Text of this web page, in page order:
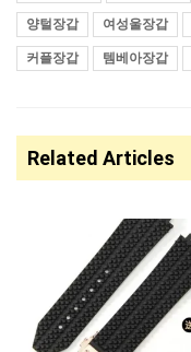
양털장갑 여성울장갑
커플장갑 템베아장갑
Related Articles